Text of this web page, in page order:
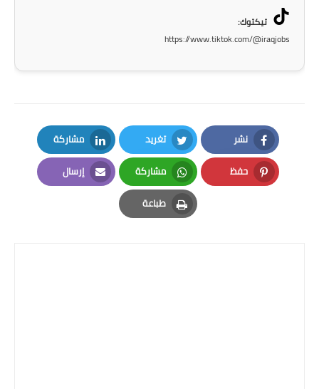
تيكتوك:
https://www.tiktok.com/@iraqjobs
نشر
Facebook
تغريد
Twitter
مشاركة
LinkedIn
حفظ
Pinterest
مشاركة
Whatsapp
إرسال
Email
طباعة
Print